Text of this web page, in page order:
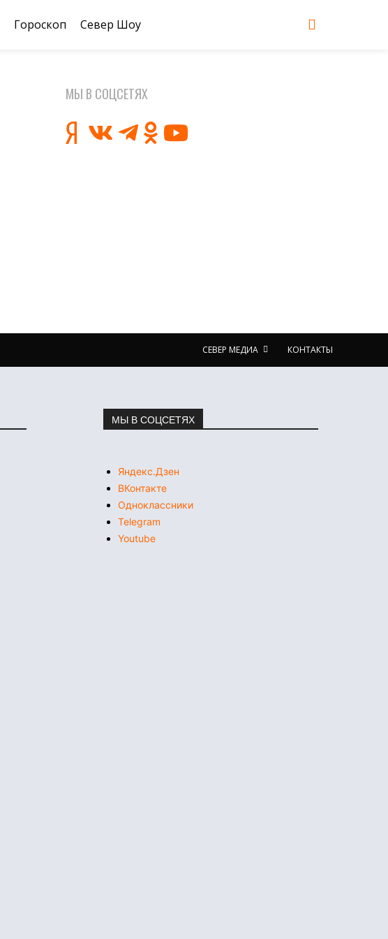
Гороскоп Север Шоу
МЫ В СОЦСЕТЯХ
СЕВЕР МЕДИА КОНТАКТЫ
МЫ В СОЦСЕТЯХ
Яндекс.Дзен
ВКонтакте
Одноклассники
Telegram
Youtube